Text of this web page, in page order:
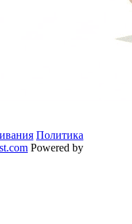
Политика
Powered by